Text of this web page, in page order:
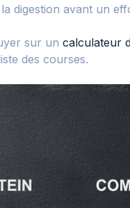
digestion avant un
sur un calculateur
des courses.